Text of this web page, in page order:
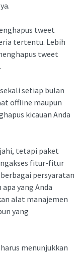
tweet
tertentu. Lebih
tweet
setiap bulan
offline maupun
kicauan Anda
tetapi paket
fitur-fitur
persyaratan
yang Anda
alat manajemen
yang
menunjukkan